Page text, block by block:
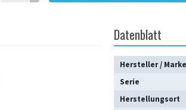
Datenblatt
Hersteller /
Serie
Herstellungsort